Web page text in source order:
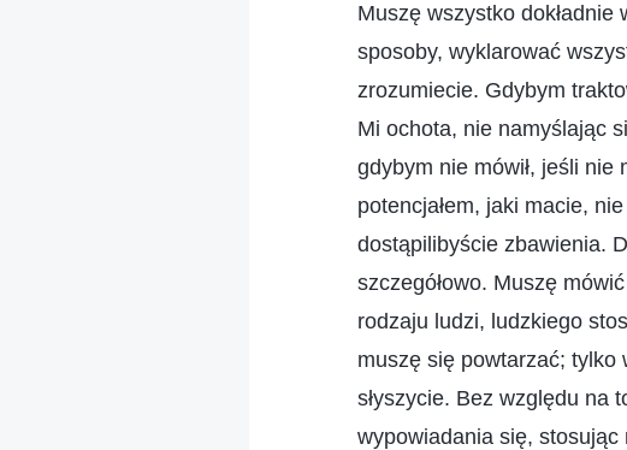
Muszę wszystko
sposoby, wyklarować
zrozumiecie. Gdybym
Mi ochota, nie namyślając
gdybym nie mówił, jeśli nie
potencjałem, jaki macie,
dostąpilibyście zbawienia.
szczegółowo. Muszę
rodzaju ludzi, ludzkiego
muszę się powtarzać;
słyszycie. Bez względu na
wypowiadania się, stosując